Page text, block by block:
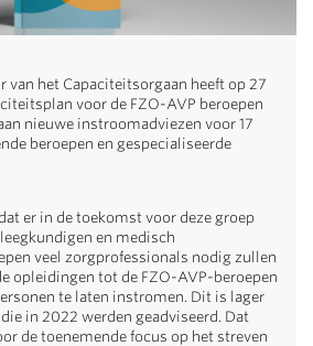
van het Capaciteitsorgaan heeft op 27
voor de FZO-AVP beroepen
nieuwe instroomadviezen voor 17
beroepen en gespecialiseerde
er in de toekomst voor deze groep
en medisch
veel zorgprofessionals nodig zullen
opleidingen tot de FZO-AVP-beroepen
te laten instromen. Dit is lager
in 2022 werden geadviseerd. Dat
de toenemende focus op het streven